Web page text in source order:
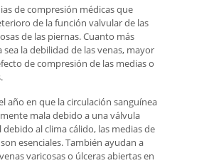
de compresión médicas que
de la función valvular de las
de las piernas. Cuanto más
la debilidad de las venas, mayor
de compresión de las medias o
año en que la circulación sanguínea
mala debido a una válvula
al clima cálido, las medias de
esenciales. También ayudan a
varicosas o úlceras abiertas en